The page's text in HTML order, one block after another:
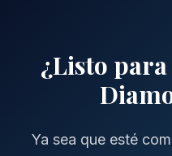
¿Listo
Ya sea que esté